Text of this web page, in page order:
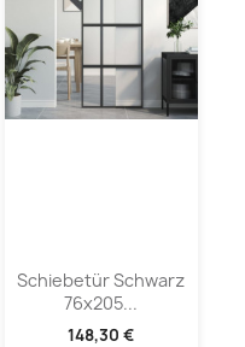
Schiebetür Schwarz
76x205...
148,30 €